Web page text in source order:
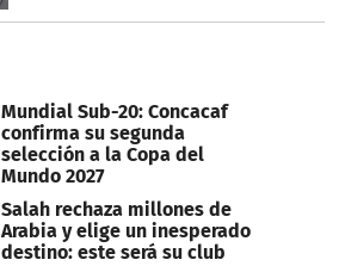
Mundial Sub-20: Concacaf
confirma su segunda
selección a la Copa del
Mundo 2027
Salah rechaza millones de
Arabia y elige un inesperado
destino: este será su club